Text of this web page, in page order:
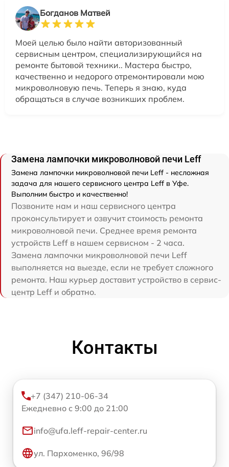
Богданов Матвей
Моей целью было найти авторизованный
сервисным центром, специализирующийся на
ремонте бытовой техники.. Мастера быстро,
качественно и недорого отремонтировали мою
микроволновую печь. Теперь я знаю, куда
обращаться в случае возникших проблем.
Замена лампочки микроволновой печи Leff
Замена лампочки микроволновой печи Leff - несложная
задача для нашего сервисного центра Leff в Уфе.
Выполним быстро и качественно!
Позвоните нам и наш сервисного центра
проконсультирует и озвучит стоимость ремонта
микроволновой печи. Среднее время ремонта
устройств Leff в нашем сервисном - 2 часа.
Замена лампочки микроволновой печи Leff
выполняется на выезде, если не требует сложного
ремонта. Наш курьер доставит устройство в сервис-
центр Leff и обратно.
Контакты
+7 (347) 210-06-34
Ежедневно с 9:00 до 21:00
info@ufa.leff-repair-center.ru
ул. Пархоменко, 96/98